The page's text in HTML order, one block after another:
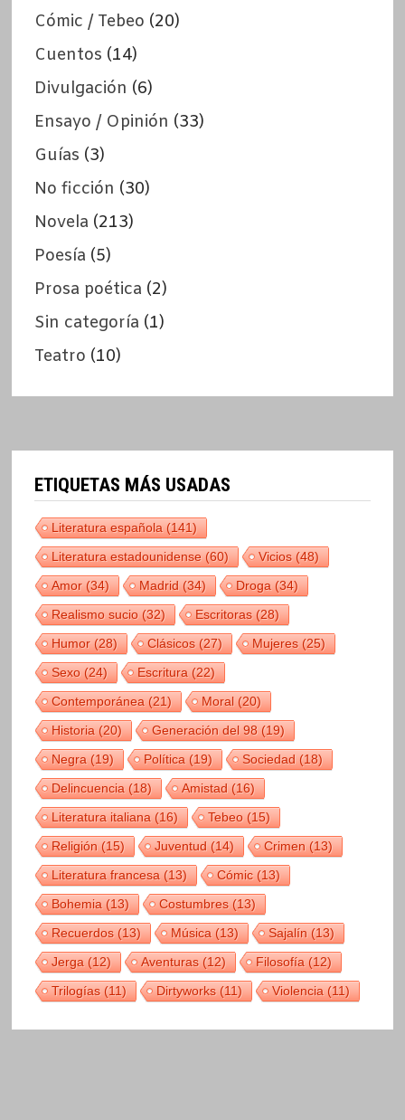
Cómic / Tebeo (20)
Cuentos (14)
Divulgación (6)
Ensayo / Opinión (33)
Guías (3)
No ficción (30)
Novela (213)
Poesía (5)
Prosa poética (2)
Sin categoría (1)
Teatro (10)
ETIQUETAS MÁS USADAS
Literatura española(141)
Literatura estadounidense(60) Vicios(48)
Amor(34) Madrid(34) Droga(34)
Realismo sucio(32) Escritoras(28)
Humor(28) Clásicos(27) Mujeres(25)
Sexo(24) Escritura(22)
Contemporánea(21) Moral(20)
Historia(20) Generación del 98(19)
Negra(19) Política(19) Sociedad(18)
Delincuencia(18) Amistad(16)
Literatura italiana(16) Tebeo(15)
Religión(15) Juventud(14) Crimen(13)
Literatura francesa(13) Cómic(13)
Bohemia(13) Costumbres(13)
Recuerdos(13) Música(13) Sajalín(13)
Jerga(12) Aventuras(12) Filosofía(12)
Trilogías(11) Dirtyworks(11) Violencia(11)